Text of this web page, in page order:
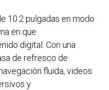
10.2 pulgadas en modo
en que
digital. Con una
de refresco de
fluida, videos
y